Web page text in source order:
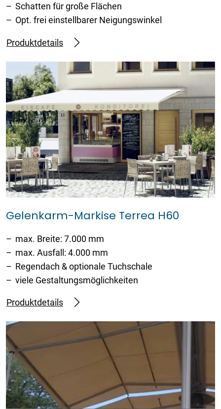
Schatten für große Flächen
Opt. frei einstellbarer Neigungswinkel
Produktdetails
Gelenkarm-Markise Terrea H60
max. Breite: 7.000 mm
max. Ausfall: 4.000 mm
Regendach & optionale Tuchschale
viele Gestaltungsmöglichkeiten
Produktdetails